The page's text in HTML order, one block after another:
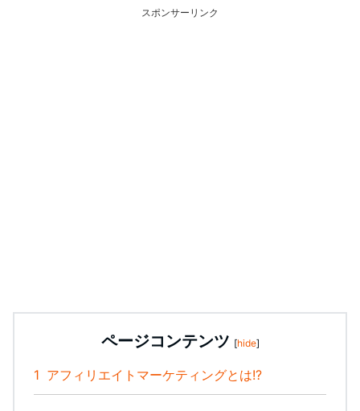
スポンサーリンク
ページコンテンツ [hide]
1 アフィリエイトマーケティングとは!?